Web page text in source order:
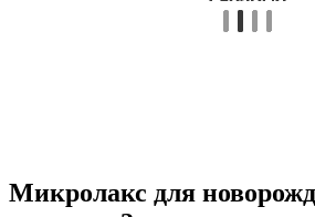
Микролакс для